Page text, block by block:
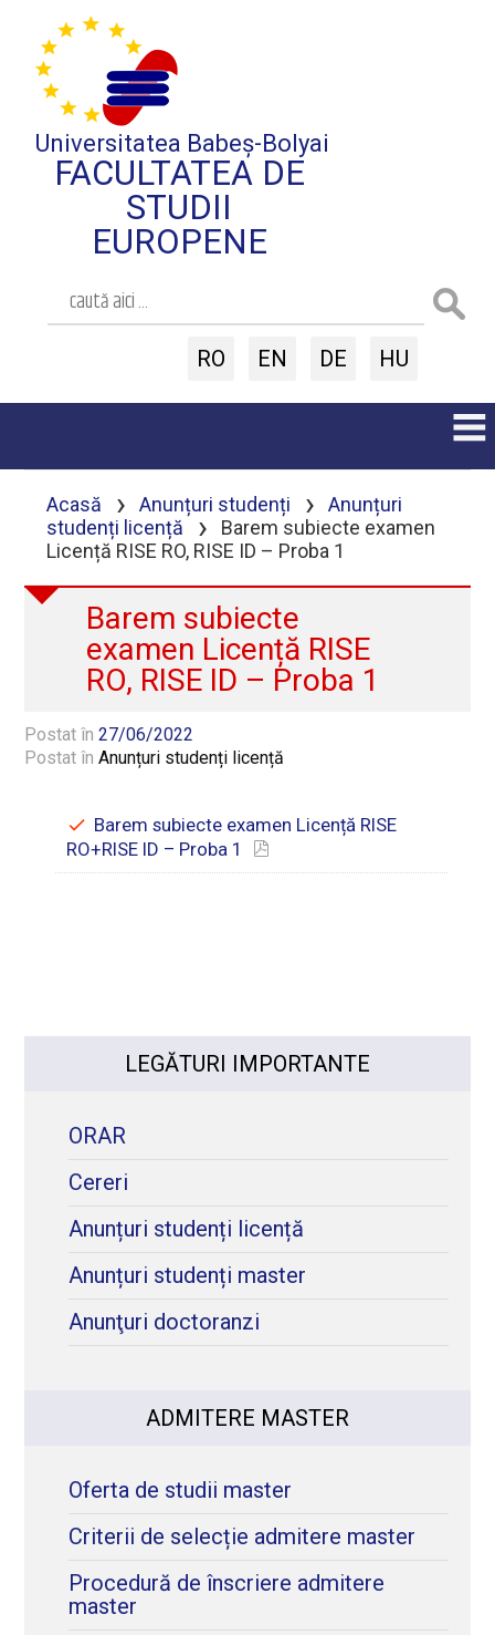
Universitatea Babeș-Bolyai
FACULTATEA DE
STUDII
EUROPENE
RO EN DE HU
Acasă › Anunțuri studenți ›
Anunțuri
studenți licență
›
Barem subiecte examen
Licență RISE RO, RISE ID – Proba 1
Barem subiecte
examen Licență RISE
RO, RISE ID – Proba 1
Postat în27/06/2022
Postat înAnunțuri studenți licență
Barem subiecte examen Licență RISE
RO+RISE ID – Proba 1
LEGĂTURI IMPORTANTE
ORAR
Cereri
Anunțuri studenți licență
Anunțuri studenți master
Anunţuri doctoranzi
ADMITERE MASTER
Oferta de studii master
Criterii de selecție admitere master
Procedură de înscriere admitere
master